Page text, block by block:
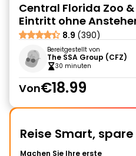
Central Florida Zoo
Eintritt ohne
8.9 (390)
Bereitgestellt von
The SSA Group (CFZ)
30 minuten
Von€18.99
Reise Smart,
Machen Sie Ihre erste